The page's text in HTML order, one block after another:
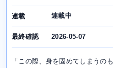
連載 連載中
最終確認 2026-05-07
「この際、身を固めてしまうの